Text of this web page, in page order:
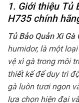
1. Giới thiệu Tủ
H735 chính
Tủ Bảo Quản Xì
humidor, là một
vệ xì gà trong môi
thiết kế để duy trì
gà luôn tươi ngon
lựa chọn hiện đại